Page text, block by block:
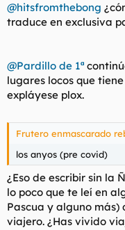
@hitsfromthebong
traduce en exclusiva
@Pardillo de 1ª
lugares locos que
expláyese plox.
Frutero enmascarado
los anyos (pre covid)
¿Eso de escribir sin la
lo poco que te leí en
Pascua y alguno
viajero. ¿Has vivido